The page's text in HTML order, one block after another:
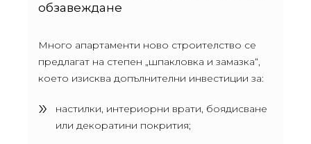
обзавеждане
Много апартаменти ново строителство се
предлагат на степен „шпакловка и замазка“,
което изисква допълнителни инвестиции за:
настилки, интериорни врати, боядисване
или декоратини покрития;